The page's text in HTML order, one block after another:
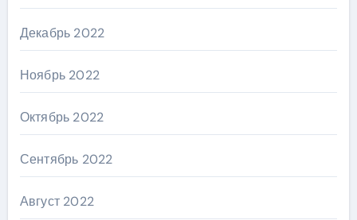
Декабрь 2022
Ноябрь 2022
Октябрь 2022
Сентябрь 2022
Август 2022